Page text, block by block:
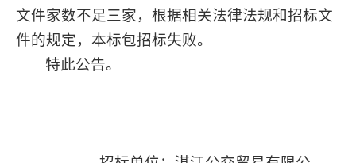
文件家数不足三家，根据相关法律法规和招标文
件的规定，本标包招标失败。
特此公告。